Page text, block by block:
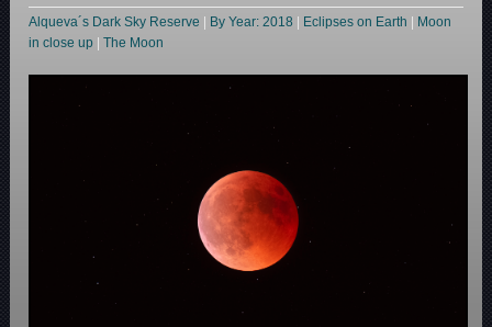
Alqueva´s Dark Sky Reserve By Year: 2018 Eclipses on Earth
Moon
in close up |The Moon